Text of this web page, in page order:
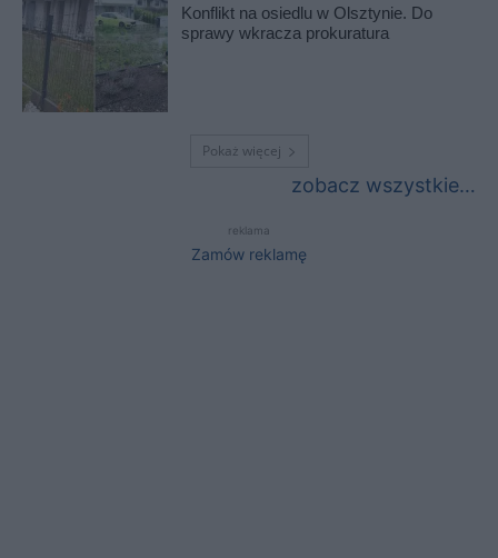
Konflikt na osiedlu w Olsztynie. Do
sprawy wkracza prokuratura
Pokaż więcej
zobacz wszystkie…
reklama
Zamów reklamę